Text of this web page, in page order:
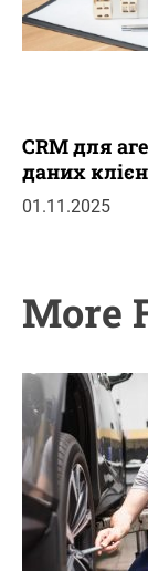
CRM для
даних
01.11.2025
More